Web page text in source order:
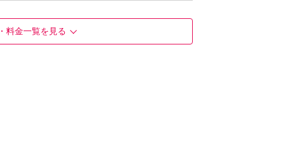
料金一覧を見る